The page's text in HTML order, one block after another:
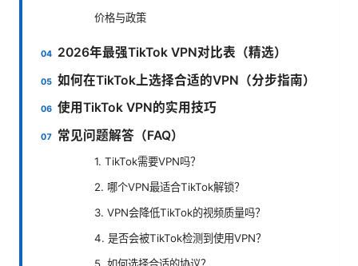
价格与政策
2026年最强TikTok VPN对比表（精选）
如何在TikTok上选择合适的VPN（分步指南）
使用TikTok VPN的实用技巧
常见问题解答（FAQ）
1. TikTok需要VPN吗？
2. 哪个VPN最适合TikTok解锁？
3. VPN会降低TikTok的视频质量吗？
4. 是否会被TikTok检测到使用VPN？